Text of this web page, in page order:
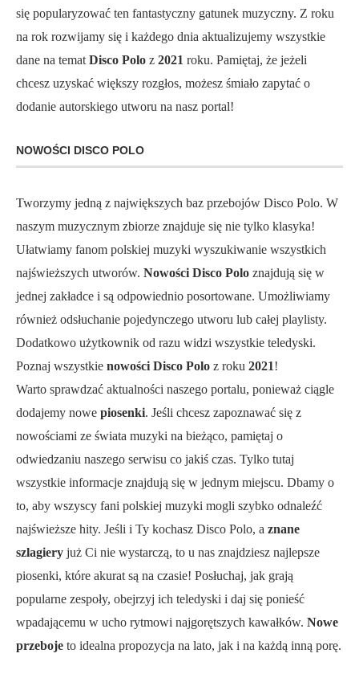
się popularyzować ten fantastyczny gatunek muzyczny. Z roku
na rok rozwijamy się i każdego dnia aktualizujemy wszystkie
dane na tematDisco Polo z 2021 roku. Pamiętaj, że jeżeli
chcesz uzyskać większy rozgłos, możesz śmiało zapytać o
dodanie autorskiego utworu na nasz portal!
NOWOŚCI DISCO POLO
Tworzymy jedną z największych baz przebojów Disco Polo. W
naszym muzycznym zbiorze znajduje się nie tylko klasyka!
Ułatwiamy fanom polskiej muzyki wyszukiwanie wszystkich
najświeższych utworów. Nowości Disco Polo znajdują się w
jednej zakładce i są odpowiednio posortowane. Umożliwiamy
również odsłuchanie pojedynczego utworu lub całej playlisty.
Dodatkowo użytkownik od razu widzi wszystkie teledyski.
Poznaj wszystkie nowości Disco Polo z roku 2021!
Warto sprawdzać aktualności naszego portalu, ponieważ ciągle
dodajemy nowe piosenki. Jeśli chcesz zapoznawać się z
nowościami ze świata muzyki na bieżąco, pamiętaj o
odwiedzaniu naszego serwisu co jakiś czas. Tylko tutaj
wszystkie informacje znajdują się w jednym miejscu. Dbamy o
to, aby wszyscy fani polskiej muzyki mogli szybko odnaleźć
najświeższe hity. Jeśli i Ty kochasz Disco Polo, a znane
szlagiery już Ci nie wystarczą, to u nas znajdziesz najlepsze
piosenki, które akurat są na czasie! Posłuchaj, jak grają
popularne zespoły, obejrzyj ich teledyski i daj się ponieść
wpadającemu w ucho rytmowi najgorętszych kawałków. Nowe
przeboje to idealna propozycja na lato, jak i na każdą inną porę.